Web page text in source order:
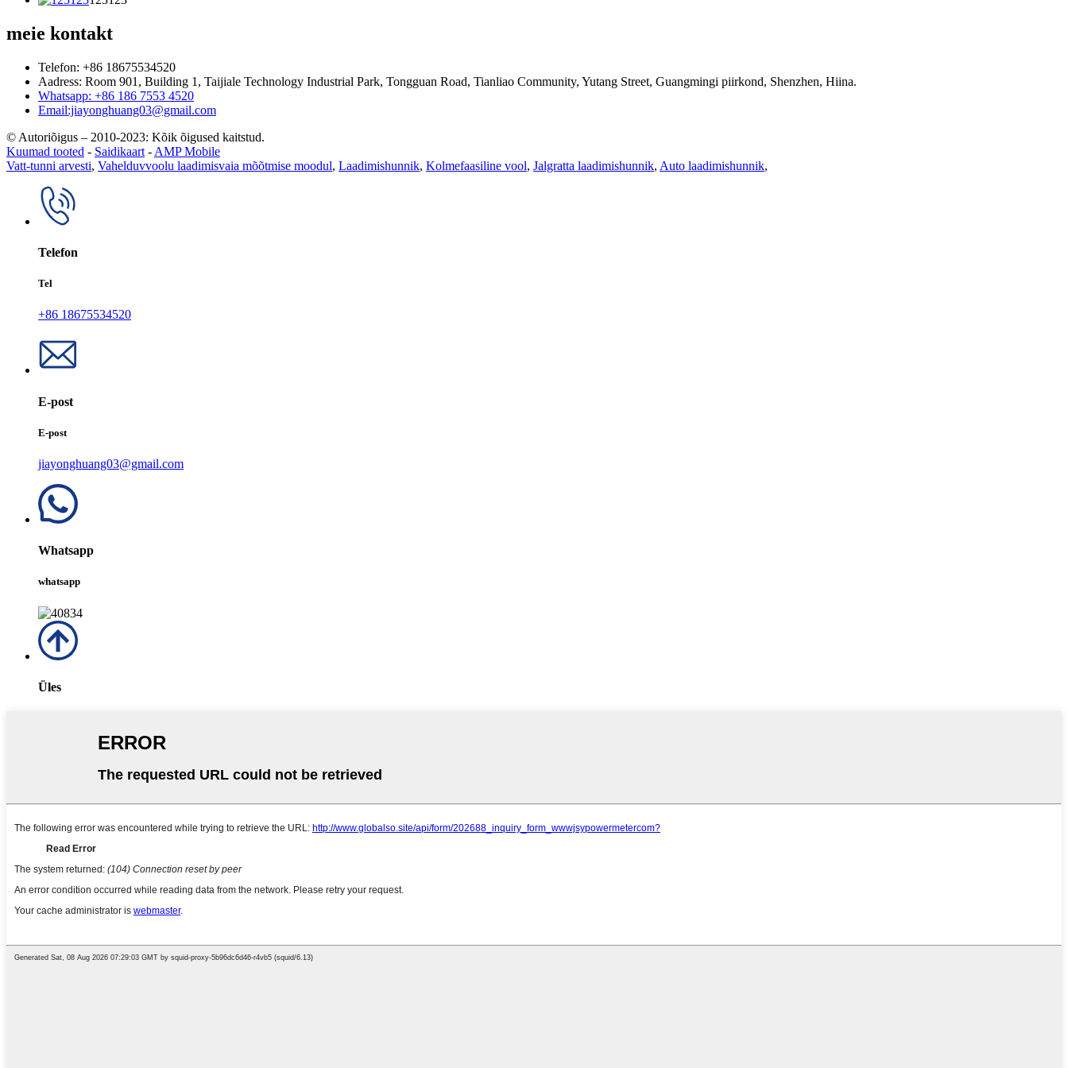
meie kontakt
Telefon: +86 18675534520
Aadress: Room 901, Building 1, Taijiale Technology Industrial Park, Tongguan Road, Tianliao Community, Yutang Street, Guangmingi piirkond, Shenzhen, Hiina.
Whatsapp: +86 186 7553 4520
Email:jiayonghuang03@gmail.com
© Autoriõigus – 2010-2023: Kõik õigused kaitstud.
Kuumad tooted - Saidikaart - AMP Mobile
Vatt-tunni arvesti, Vahelduvvoolu laadimisvaia mõõtmise moodul, Laadimishunnik, Kolmefaasiline vool, Jalgratta laadimishunnik, Auto laadimishunnik,
Telefon
Tel
+86 18675534520
E-post
E-post
jiayonghuang03@gmail.com
Whatsapp
whatsapp
Üles